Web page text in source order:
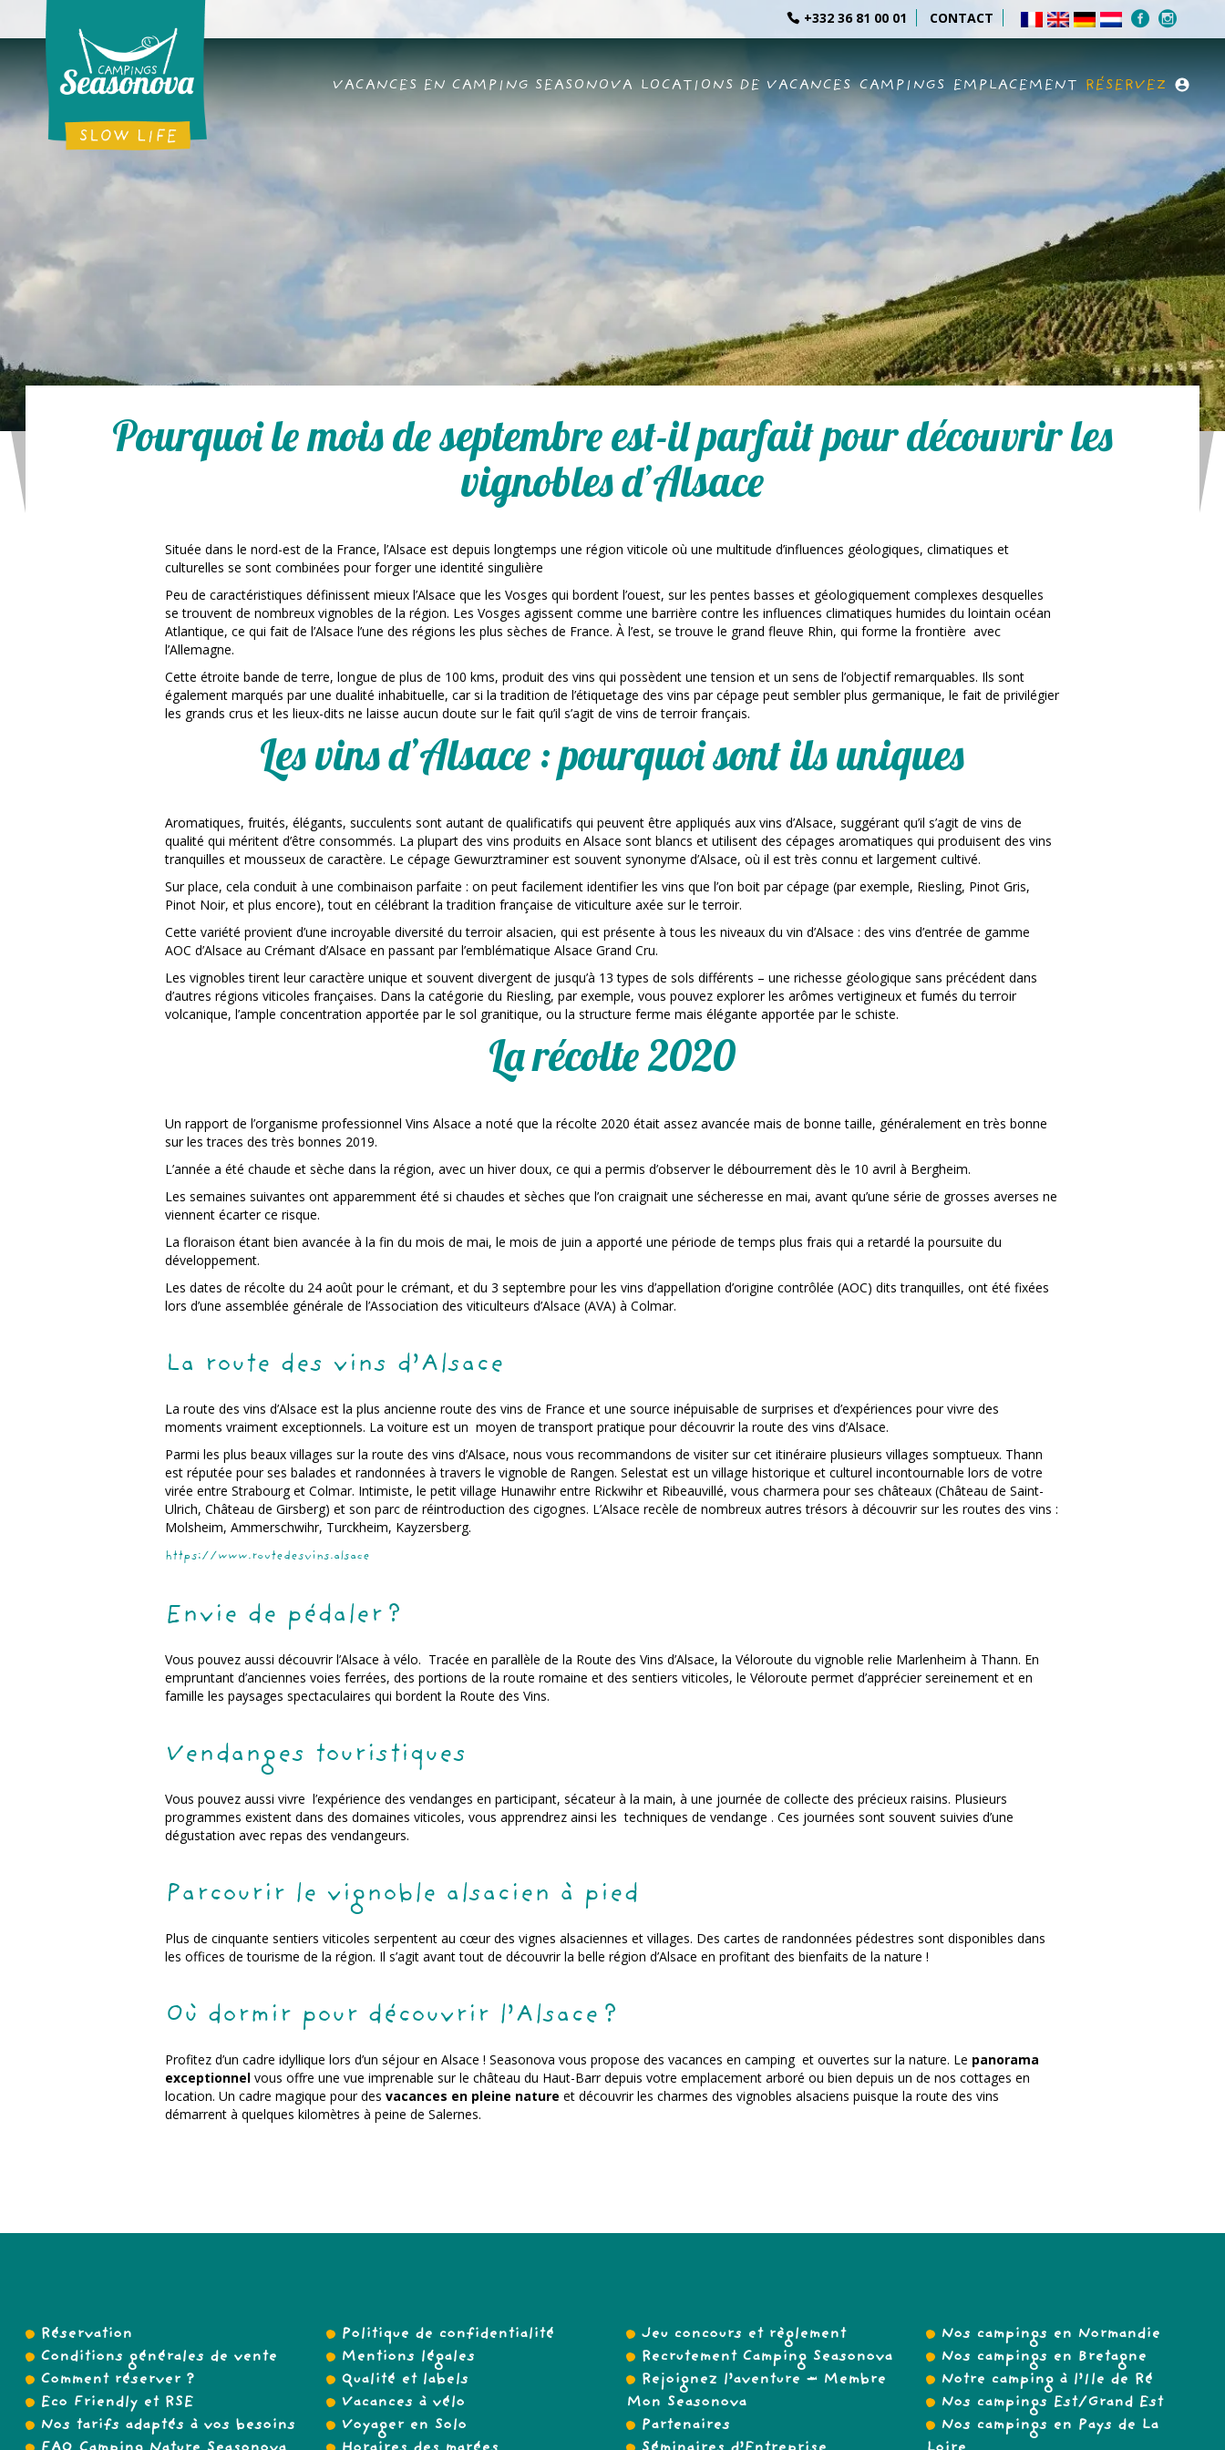
+332 36 81 00 01 CONTACT
VACANCES EN CAMPING SEASONOVA LOCATIONS DE VACANCES CAMPINGS EMPLACEMENT RÉSERVEZ
Pourquoi le mois de septembre est-il parfait pour découvrir les
vignobles d’Alsace
Située dans le nord-est de la France, l’Alsace est depuis longtemps une région viticole où une multitude d’influences géologiques, climatiques et
culturelles se sont combinées pour forger une identité singulière
Peu de caractéristiques définissent mieux l’Alsace que les Vosges qui bordent l’ouest, sur les pentes basses et géologiquement complexes desquelles
se trouvent de nombreux vignobles de la région. Les Vosges agissent comme une barrière contre les influences climatiques humides du lointain océan
Atlantique, ce qui fait de l’Alsace l’une des régions les plus sèches de France. À l’est, se trouve le grand fleuve Rhin, qui forme la frontière avec
l’Allemagne.
Cette étroite bande de terre, longue de plus de 100 kms, produit des vins qui possèdent une tension et un sens de l’objectif remarquables. Ils sont
également marqués par une dualité inhabituelle, car si la tradition de l’étiquetage des vins par cépage peut sembler plus germanique, le fait de privilégier
les grands crus et les lieux-dits ne laisse aucun doute sur le fait qu’il s’agit de vins de terroir français.
Les vins d’Alsace : pourquoi sont ils uniques
Aromatiques, fruités, élégants, succulents sont autant de qualificatifs qui peuvent être appliqués aux vins d’Alsace, suggérant qu’il s’agit de vins de
qualité qui méritent d’être consommés. La plupart des vins produits en Alsace sont blancs et utilisent des cépages aromatiques qui produisent des vins
tranquilles et mousseux de caractère. Le cépage Gewurztraminer est souvent synonyme d’Alsace, où il est très connu et largement cultivé.
Sur place, cela conduit à une combinaison parfaite : on peut facilement identifier les vins que l’on boit par cépage (par exemple, Riesling, Pinot Gris,
Pinot Noir, et plus encore), tout en célébrant la tradition française de viticulture axée sur le terroir.
Cette variété provient d’une incroyable diversité du terroir alsacien, qui est présente à tous les niveaux du vin d’Alsace : des vins d’entrée de gamme
AOC d’Alsace au Crémant d’Alsace en passant par l’emblématique Alsace Grand Cru.
Les vignobles tirent leur caractère unique et souvent divergent de jusqu’à 13 types de sols différents – une richesse géologique sans précédent dans
d’autres régions viticoles françaises. Dans la catégorie du Riesling, par exemple, vous pouvez explorer les arômes vertigineux et fumés du terroir
volcanique, l’ample concentration apportée par le sol granitique, ou la structure ferme mais élégante apportée par le schiste.
La récolte 2020
Un rapport de l’organisme professionnel Vins Alsace a noté que la récolte 2020 était assez avancée mais de bonne taille, généralement en très bonne
sur les traces des très bonnes 2019.
L’année a été chaude et sèche dans la région, avec un hiver doux, ce qui a permis d’observer le débourrement dès le 10 avril à Bergheim.
Les semaines suivantes ont apparemment été si chaudes et sèches que l’on craignait une sécheresse en mai, avant qu’une série de grosses averses ne
viennent écarter ce risque.
La floraison étant bien avancée à la fin du mois de mai, le mois de juin a apporté une période de temps plus frais qui a retardé la poursuite du
développement.
Les dates de récolte du 24 août pour le crémant, et du 3 septembre pour les vins d’appellation d’origine contrôlée (AOC) dits tranquilles, ont été fixées
lors d’une assemblée générale de l’Association des viticulteurs d’Alsace (AVA) à Colmar.
La route des vins d’Alsace
La route des vins d’Alsace est la plus ancienne route des vins de France et une source inépuisable de surprises et d’expériences pour vivre des
moments vraiment exceptionnels. La voiture est un moyen de transport pratique pour découvrir la route des vins d’Alsace.
Parmi les plus beaux villages sur la route des vins d’Alsace, nous vous recommandons de visiter sur cet itinéraire plusieurs villages somptueux. Thann
est réputée pour ses balades et randonnées à travers le vignoble de Rangen. Selestat est un village historique et culturel incontournable lors de votre
virée entre Strabourg et Colmar. Intimiste, le petit village Hunawihr entre Rickwihr et Ribeauvillé, vous charmera pour ses châteaux (Château de Saint-
Ulrich, Château de Girsberg) et son parc de réintroduction des cigognes. L’Alsace recèle de nombreux autres trésors à découvrir sur les routes des vins :
Molsheim, Ammerschwihr, Turckheim, Kayzersberg.
https://www.routedesvins.alsace
Envie de pédaler ?
Vous pouvez aussi découvrir l’Alsace à vélo. Tracée en parallèle de la Route des Vins d’Alsace, la Véloroute du vignoble relie Marlenheim à Thann. En
empruntant d’anciennes voies ferrées, des portions de la route romaine et des sentiers viticoles, le Véloroute permet d’apprécier sereinement et en
famille les paysages spectaculaires qui bordent la Route des Vins.
Vendanges touristiques
Vous pouvez aussi vivre l’expérience des vendanges en participant, sécateur à la main, à une journée de collecte des précieux raisins. Plusieurs
programmes existent dans des domaines viticoles, vous apprendrez ainsi les techniques de vendange . Ces journées sont souvent suivies d’une
dégustation avec repas des vendangeurs.
Parcourir le vignoble alsacien à pied
Plus de cinquante sentiers viticoles serpentent au cœur des vignes alsaciennes et villages. Des cartes de randonnées pédestres sont disponibles dans
les offices de tourisme de la région. Il s’agit avant tout de découvrir la belle région d’Alsace en profitant des bienfaits de la nature !
Où dormir pour découvrir l’Alsace ?
Profitez d’un cadre idyllique lors d’un séjour en Alsace ! Seasonova vous propose des vacances en camping et ouvertes sur la nature. Le panorama
exceptionnel vous offre une vue imprenable sur le château du Haut-Barr depuis votre emplacement arboré ou bien depuis un de nos cottages en
location. Un cadre magique pour desvacances en pleine nature et découvrir les charmes des vignobles alsaciens puisque la route des vins
démarrent à quelques kilomètres à peine de Salernes.
Réservation
Conditions générales de vente
Comment réserver ?
Eco Friendly et RSE
Nos tarifs adaptés à vos besoins
Politique de confidentialité
Mentions légales
Qualité et labels
Vacances à vélo
Voyager en Solo
Jeu concours et règlement
Recrutement Camping Seasonova
Rejoignez l’aventure – Membre
Mon Seasonova
Partenaires
Nos campings en Normandie
Nos campings en Bretagne
Notre camping à l’Ile de Ré
Nos campings Est/Grand Est
Nos campings en Pays de La